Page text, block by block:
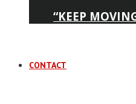
“KEEP
CONTACT